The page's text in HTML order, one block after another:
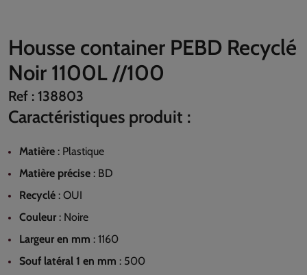
Housse container PEBD Recyclé
Noir 1100L //100
Ref : 138803
Caractéristiques produit :
Matière : Plastique
Matière précise : BD
Recyclé : OUI
Couleur : Noire
Largeur en mm : 1160
Souf latéral 1 en mm : 500